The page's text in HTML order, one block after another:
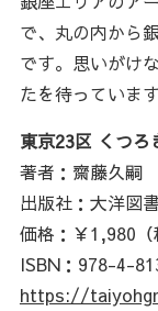
で、丸の内から
です。思いがけ
たを待っています
東京23区 くつろ
著者：齋藤久嗣
出版社：大洋図
価格：￥1,980（
ISBN：978-4-
https://